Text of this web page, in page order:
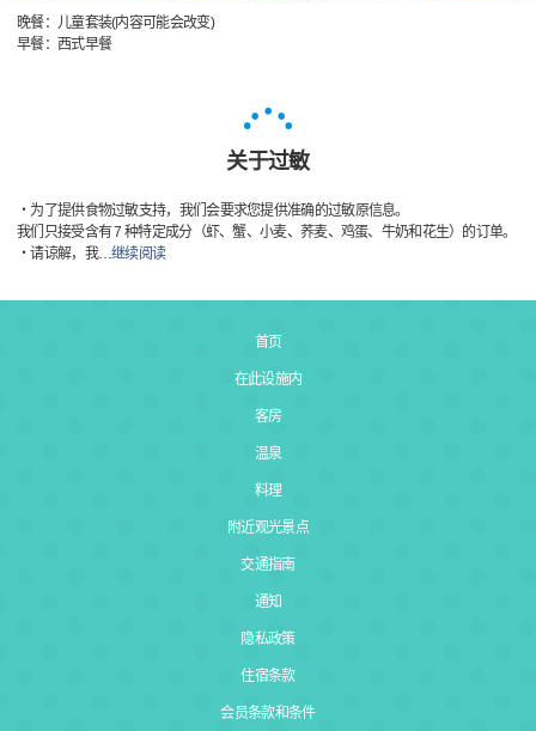
晚餐：儿童套装(内容可能会改变)
早餐：西式早餐
关于过敏
・为了提供食物过敏支持，我们会要求您提供准确的过敏原信息。
我们只接受含有 7 种特定成分（虾、蟹、小麦、荞麦、鸡蛋、牛奶和花生）的订单。
・请谅解，我…继续阅读
首页
在此设施内
客房
温泉
料理
附近观光景点
交通指南
通知
隐私政策
住宿条款
会员条款和条件